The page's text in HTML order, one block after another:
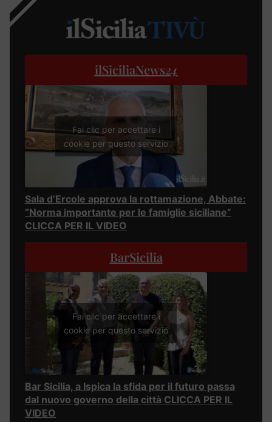
ilSiciliaNews24
Fai clic per accettare i
cookie per questo servizio
Sala d’Ercole approva la rottamazione, Abbate:
“Norma importante per le famiglie siciliane”
CLICCA PER IL VIDEO
BarSicilia
Fai clic per accettare i
cookie per questo servizio
Bar Sicilia, a Ispica la sfida per il futuro passa
dal nuovo governo della città CLICCA PER IL
VIDEO